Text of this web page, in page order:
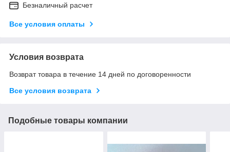
Безналичный расчет
Все условия оплаты
Условия возврата
Возврат товара в течение 14 дней по договоренности
Все условия возврата
Подобные товары компании